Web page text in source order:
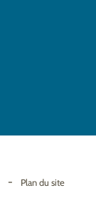
Plan du site